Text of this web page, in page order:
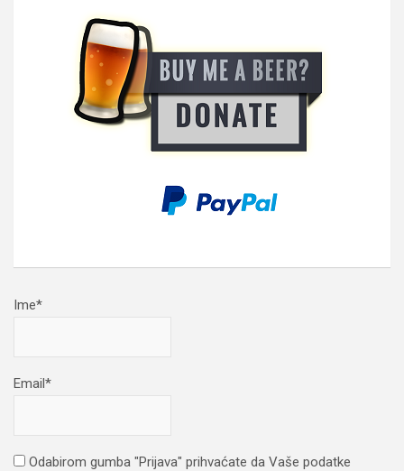
Ime*
Email*
Odabirom gumba "Prijava" prihvaćate da Vaše podatke